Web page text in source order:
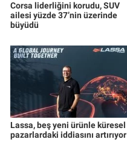
Corsa liderliğini korudu, SUV
ailesi yüzde 37’nin üzerinde
büyüdü
Lassa, beş yeni ürünle küresel
pazarlardaki iddiasını artırıyor